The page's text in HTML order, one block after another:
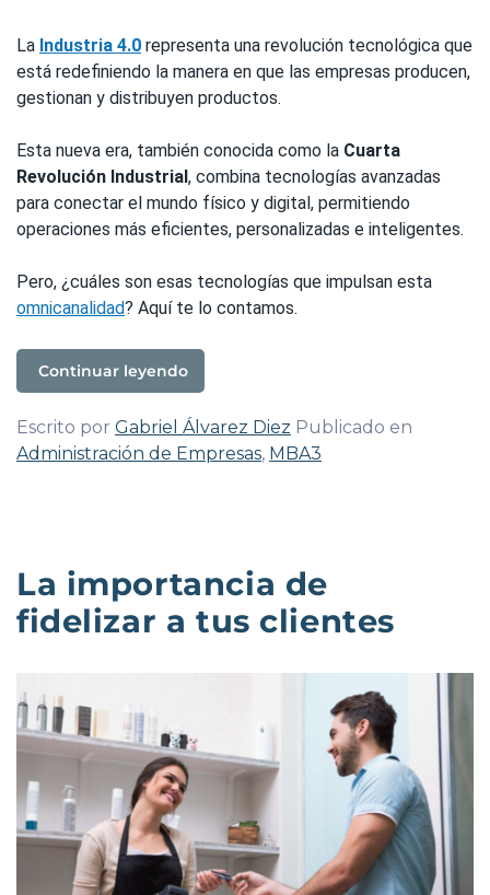
La Industria 4.0 representa una revolución tecnológica que
está redefiniendo la manera en que las empresas producen,
gestionan y distribuyen productos.
Esta nueva era, también conocida como la Cuarta
Revolución Industrial , combina tecnologías avanzadas
para conectar el mundo físico y digital, permitiendo
operaciones más eficientes, personalizadas e inteligentes.
Pero, ¿cuáles son esas tecnologías que impulsan esta
omnicanalidad? Aquí te lo contamos.
Continuar leyendo
Escrito por Gabriel Álvarez Diez Publicado en
Administración de Empresas, MBA3
La importancia de
fidelizar a tus clientes